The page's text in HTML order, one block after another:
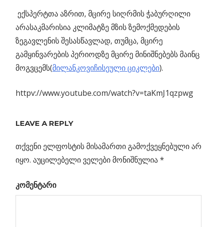
ექსპერტთა აზრით, მცირე სიღრმის ჭაბურღილი
არასაკმარისია კლიმატზე მზის ზემოქმედების
ზეგავლენის შესასწავლად, თუმცა, მცირე
გამყინვარების პერიოდზე მცირე მინიშნებებს მაინც
მოგვცემს(მილანკოვიჩისეული ციკლები).
httpv://www.youtube.com/watch?v=taKmJ1qzpwg
ნავიგაცია
Previous
დანაკლისი“
და
წყარო
LEAVE A REPLY
თქვენი ელფოსტის მისამართი გამოქვეყნებული არ
იყო. აუცილებელი ველები მონიშნულია*
კომენტარი